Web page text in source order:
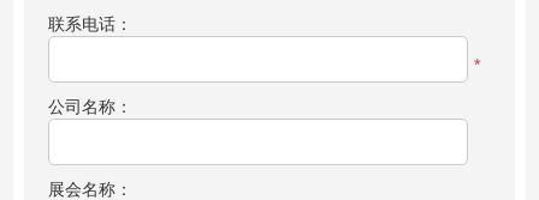
联系电话：
*
公司名称：
展会名称：